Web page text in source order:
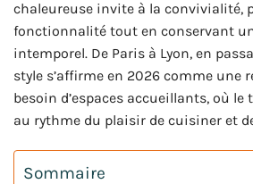
chaleureuse invite à la convivialité,
fonctionnalité tout en conservant
intemporel. De Paris à Lyon, en
style s’affirme en 2026 comme une
besoin d’espaces accueillants, où le
au rythme du plaisir de cuisiner et
Sommaire